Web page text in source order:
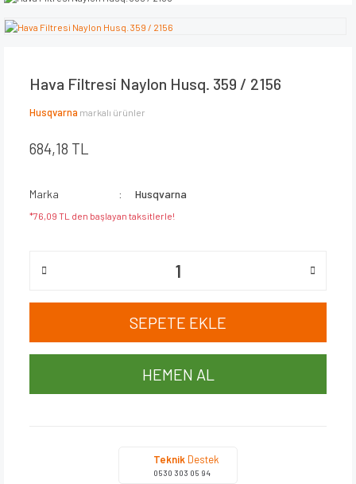
Hava Filtresi Naylon Husq. 359 / 2156
Husqvarna markalı ürünler
684,18 TL
Marka Husqvarna
*76,09 TL den başlayan taksitlerle!
SEPETE EKLE
HEMEN AL
Teknik Destek
0530 303 05 94